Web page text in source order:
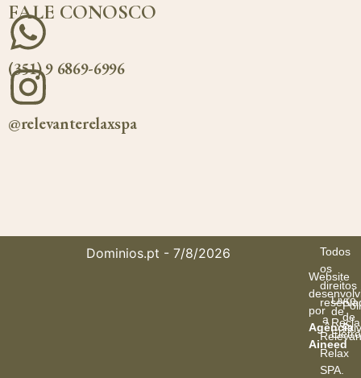
FALE CONOSCO
(351) 9 6869-6996
@relevanterelaxspa
Dominios.pt - 7/8/2026
Website
por
Agência
Aineed
Todos
os
direitos
a
Relax
SPA
Livro
dede